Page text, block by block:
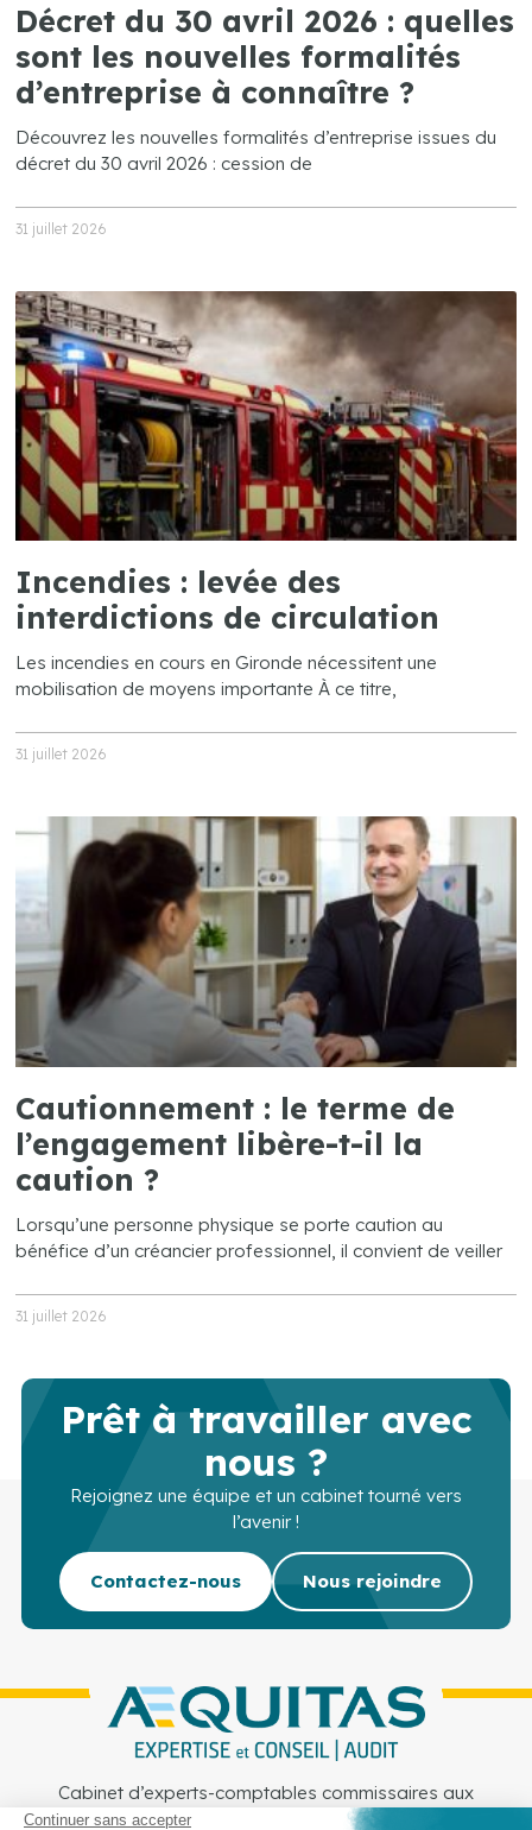
Décret du 30 avril 2026 : quelles
sont les nouvelles formalités
d’entreprise à connaître ?
Découvrez les nouvelles formalités d’entreprise issues du
décret du 30 avril 2026 : cession de
31 juillet 2026
Incendies : levée des
interdictions de circulation
Les incendies en cours en Gironde nécessitent une
mobilisation de moyens importante À ce titre,
31 juillet 2026
Cautionnement : le terme de
l’engagement libère-t-il la
caution ?
Lorsqu’une personne physique se porte caution au
bénéfice d’un créancier professionnel, il convient de veiller
31 juillet 2026
Prêt à travailler avec
nous ?
Rejoignez une équipe et un cabinet tourné vers
l’avenir !
Contactez-nous Nous rejoindre
Cabinet d’experts-comptables commissaires aux
comptes sur Lille, Lens et Douai